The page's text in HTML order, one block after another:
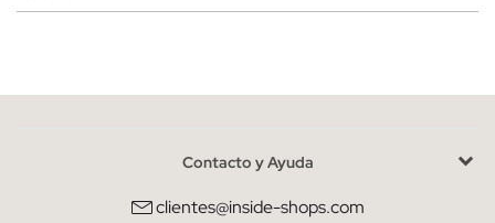
He leído y entiendo lapolítica de privacidad
Contacto y Ayuda
clientes@inside-shops.com